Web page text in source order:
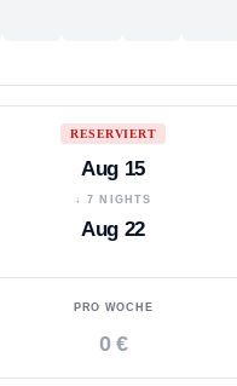
RESERVIERT
Aug 15
↓ 7 NIGHTS
Aug 22
PRO WOCHE
0 €